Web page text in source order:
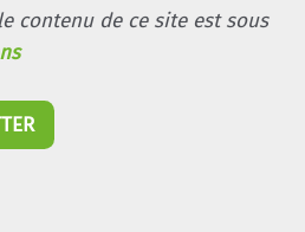
contenu de ce site est sous